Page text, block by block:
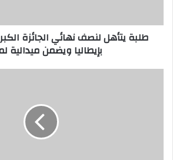
طلبة يتأهل لنصف نهائي الجائزة
بإيطاليا ويضمن ميدالية